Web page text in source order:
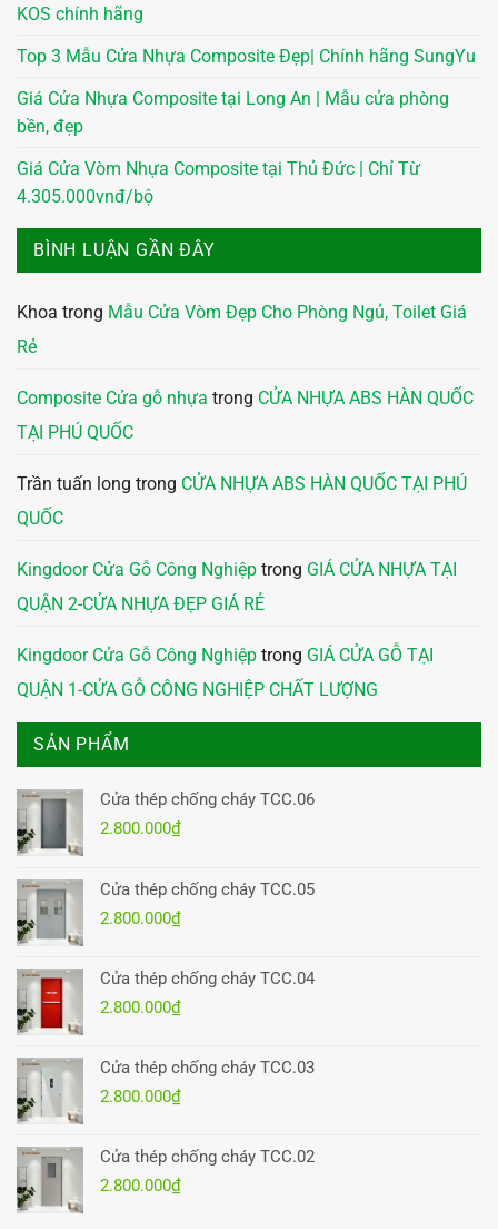
KOS chính hãng
Top 3 Mẫu Cửa Nhựa Composite Đẹp| Chính hãng SungYu
Giá Cửa Nhựa Composite tại Long An | Mẫu cửa phòng
bền, đẹp
Giá Cửa Vòm Nhựa Composite tại Thủ Đức | Chỉ Từ
4.305.000vnđ/bộ
BÌNH LUẬN GẦN ĐÂY
Khoa trong Mẫu Cửa Vòm Đẹp Cho Phòng Ngủ, Toilet Giá
Rẻ
Composite Cửa gỗ nhựa trong CỬA NHỰA ABS HÀN QUỐC
TẠI PHÚ QUỐC
Trần tuấn long trong CỬA NHỰA ABS HÀN QUỐC TẠI PHÚ
QUỐC
Kingdoor Cửa Gỗ Công Nghiệp trong GIÁ CỬA NHỰA TẠI
QUẬN 2-CỬA NHỰA ĐẸP GIÁ RẺ
Kingdoor Cửa Gỗ Công Nghiệp trong GIÁ CỬA GỖ TẠI
QUẬN 1-CỬA GỖ CÔNG NGHIỆP CHẤT LƯỢNG
SẢN PHẨM
Cửa thép chống cháy TCC.06
2.800.000₫
Cửa thép chống cháy TCC.05
2.800.000₫
Cửa thép chống cháy TCC.04
2.800.000₫
Cửa thép chống cháy TCC.03
2.800.000₫
Cửa thép chống cháy TCC.02
2.800.000₫